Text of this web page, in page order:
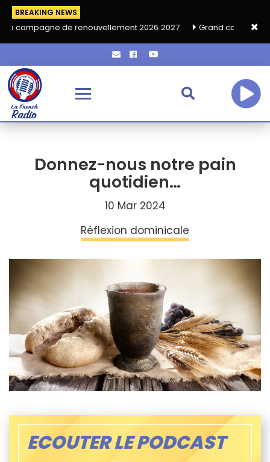
BREAKING NEWS
renouvellement 2026‑2027 Grand café de rentrée HKA le
Donnez-nous notre pain
quotidien…
10 Mar 2024
Réflexion dominicale
ECOUTER LE PODCAST